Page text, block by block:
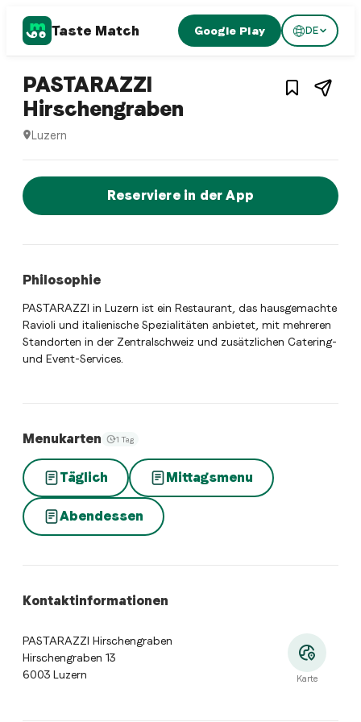
Taste Match Google Play DE
Italian restaurant 1/ 2
PASTARAZZI
Hirschengraben
Luzern
Jetzt sofort einen Tisch
Reserviere in der App
Philosophie
PASTARAZZI in Luzern ist ein Restaurant, das hausgemachte
Ravioli und italienische Spezialitäten anbietet, mit mehreren
Standorten in der Zentralschweiz und zusätzlichen Catering-
und Event-Services.
Menukarten 1 Tag
Täglich Mittagsmenu
Abendessen
Kontaktinformationen
PASTARAZZI Hirschengraben
Hirschengraben 13
6003 Luzern
Karte